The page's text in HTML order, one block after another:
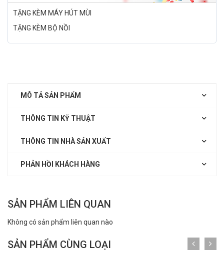
TẶNG KÈM MÁY HÚT MÙI
TẶNG KÈM BỘ NỒI
MÔ TẢ SẢN PHẨM
THÔNG TIN KỸ THUẬT
THÔNG TIN NHÀ SẢN XUẤT
PHẢN HỒI KHÁCH HÀNG
SẢN PHẨM LIÊN QUAN
Không có sản phẩm liên quan nào
SẢN PHẨM CÙNG LOẠI